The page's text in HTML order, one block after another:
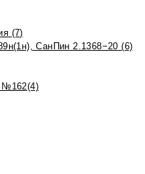
(7)
СанПин 2.1368−20 (6)
№162(4)